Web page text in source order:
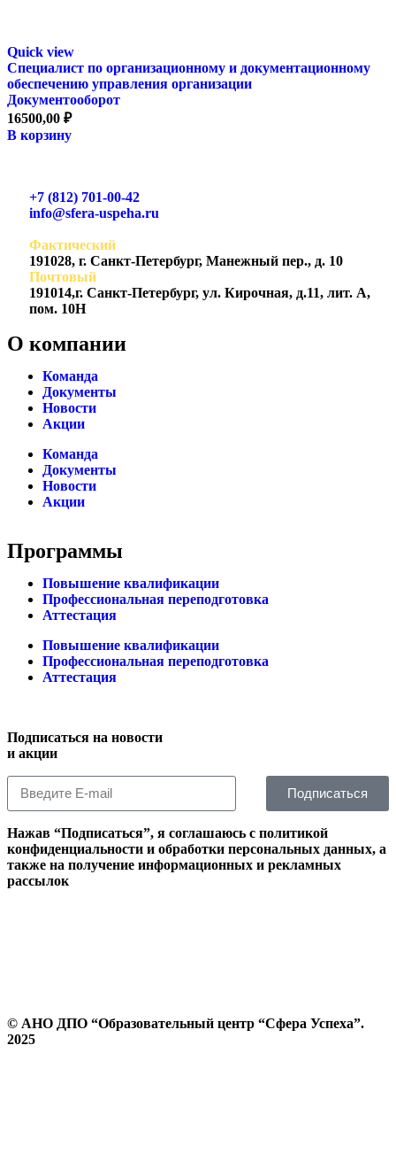
Quick view
Специалист по организационному и документационному
обеспечению управления организации
Документооборот
16500,00 ₽
В корзину
+7 (812) 701-00-42
info@sfera-uspeha.ru
Фактический
191028, г. Санкт-Петербург, Манежный пер., д. 10
Почтовый
191014,г. Санкт-Петербург, ул. Кирочная, д.11, лит. А,
пом. 10Н
О компании
Команда
Документы
Новости
Акции
Команда
Документы
Новости
Акции
Программы
Повышение квалификации
Профессиональная переподготовка
Аттестация
Повышение квалификации
Профессиональная переподготовка
Аттестация
Подписаться на новости
и акции
Подписаться
Нажав “Подписаться”, я соглашаюсь с политикой
конфиденциальности и обработки персональных данных, а
также на получение информационных и рекламных
рассылок
© АНО ДПО “Образовательный центр “Сфера Успеха”.
2025